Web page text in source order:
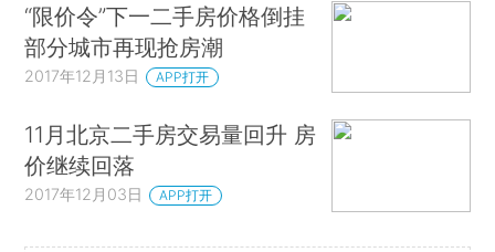
“限价令”下一二手房价格倒挂
部分城市再现抢房潮
2017年12月13日 APP打开
11月北京二手房交易量回升 房
价继续回落
2017年12月03日 APP打开